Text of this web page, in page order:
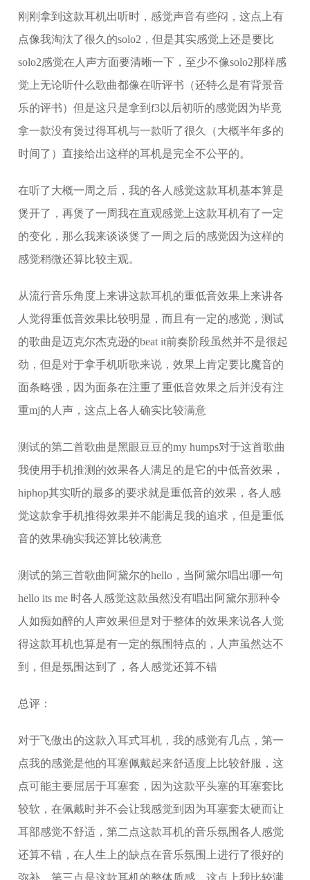
刚刚拿到这款耳机出听时，感觉声音有些闷，这点上有
点像我淘汰了很久的solo2，但是其实感觉上还是要比
solo2感觉在人声方面要清晰一下，至少不像solo2那样感
觉上无论听什么歌曲都像在听评书（还特么是有背景音
乐的评书）但是这只是拿到f3以后初听的感觉因为毕竟
拿一款没有煲过得耳机与一款听了很久（大概半年多的
时间了）直接给出这样的耳机是完全不公平的。
在听了大概一周之后，我的各人感觉这款耳机基本算是
煲开了，再煲了一周我在直观感觉上这款耳机有了一定
的变化，那么我来谈谈煲了一周之后的感觉因为这样的
感觉稍微还算比较主观。
从流行音乐角度上来讲这款耳机的重低音效果上来讲各
人觉得重低音效果比较明显，而且有一定的感觉，测试
的歌曲是迈克尔杰克逊的beat it前奏阶段虽然并不是很起
劲，但是对于拿手机听歌来说，效果上肯定要比魔音的
面条略强，因为面条在注重了重低音效果之后并没有注
重mj的人声，这点上各人确实比较满意
测试的第二首歌曲是黑眼豆豆的my humps对于这首歌曲
我使用手机推测的效果各人满足的是它的中低音效果，
hiphop其实听的最多的要求就是重低音的效果，各人感
觉这款拿手机推得效果并不能满足我的追求，但是重低
音的效果确实我还算比较满意
测试的第三首歌曲阿黛尔的hello，当阿黛尔唱出哪一句
hello its me 时各人感觉这款虽然没有唱出阿黛尔那种令
人如痴如醉的人声效果但是对于整体的效果来说各人觉
得这款耳机也算是有一定的氛围特点的，人声虽然达不
到，但是氛围达到了，各人感觉还算不错
总评：
对于飞傲出的这款入耳式耳机，我的感觉有几点，第一
点我的感觉是他的耳塞佩戴起来舒适度上比较舒服，这
点可能主要屈居于耳塞套，因为这款平头塞的耳塞套比
较软，在佩戴时并不会让我感觉到因为耳塞套太硬而让
耳部感觉不舒适，第二点这款耳机的音乐氛围各人感觉
还算不错，在人生上的缺点在音乐氛围上进行了很好的
弥补，第三点是这款耳机的整体质感，这点上我比较满